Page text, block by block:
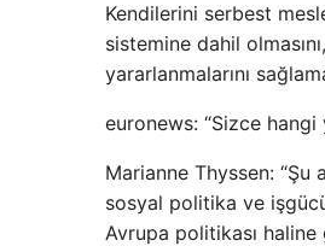
Kendilerini serbest
sistemine dahil
yararlanmalarını
euronews: “Sizce
Marianne Thyssen: “Şu
sosyal politika ve
Avrupa politikası haline